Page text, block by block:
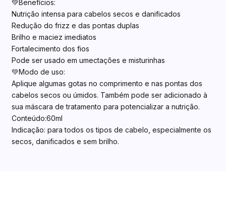
💚Benefícios:
Nutrição intensa para cabelos secos e danificados
Redução do frizz e das pontas duplas
Brilho e maciez imediatos
Fortalecimento dos fios
Pode ser usado em umectações e misturinhas
💚Modo de uso:
Aplique algumas gotas no comprimento e nas pontas dos
cabelos secos ou úmidos. Também pode ser adicionado à
sua máscara de tratamento para potencializar a nutrição.
Conteúdo:60ml
Indicação: para todos os tipos de cabelo, especialmente os
secos, danificados e sem brilho.